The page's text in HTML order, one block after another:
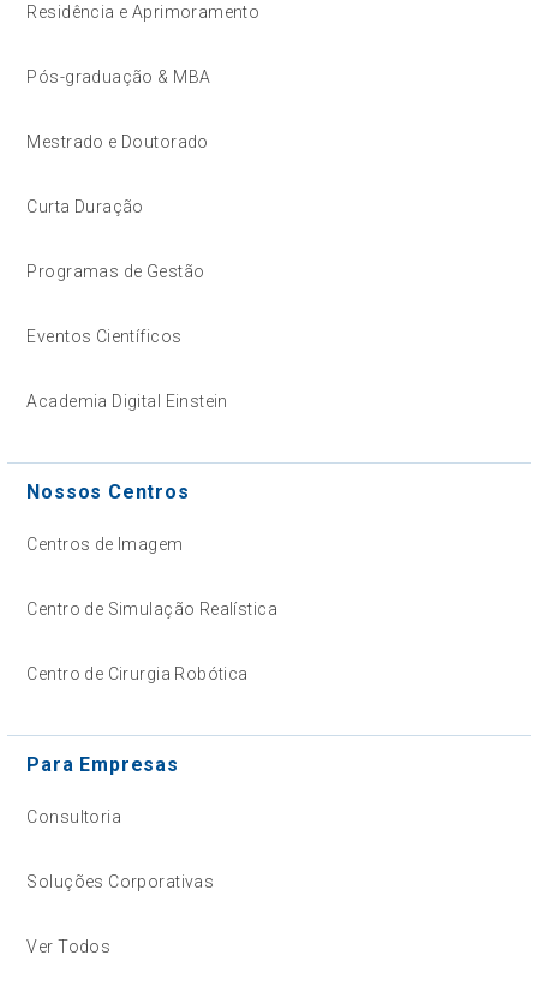
Residência e Aprimoramento
Pós-graduação & MBA
Mestrado e Doutorado
Curta Duração
Programas de Gestão
Eventos Científicos
Academia Digital Einstein
Nossos Centros
Centros de Imagem
Centro de Simulação Realística
Centro de Cirurgia Robótica
Para Empresas
Consultoria
Soluções Corporativas
Ver Todos